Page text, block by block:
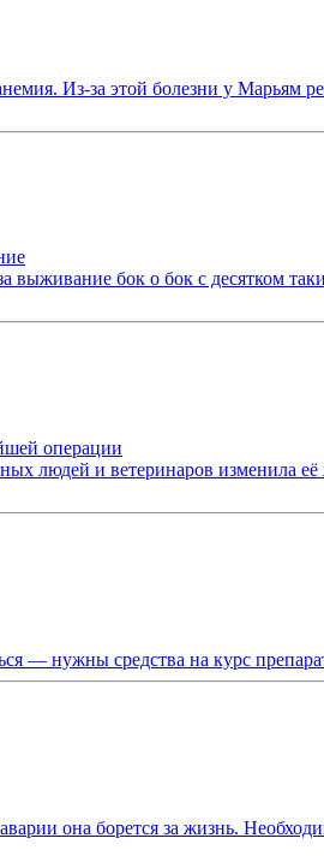
Из‑за этой болезни у Марьям
бок о бок с десятком
операции
людей и ветеринаров изменила
— нужны средства на курс
она борется за жизнь.